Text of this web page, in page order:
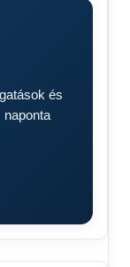
és
naponta